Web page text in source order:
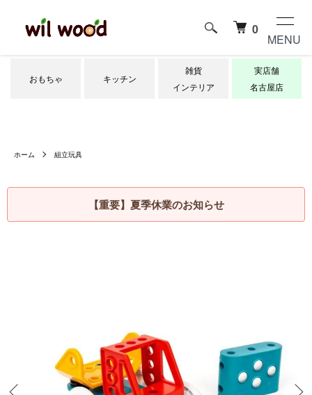
0
MENU
おもちゃ キッチン
雑貨
インテリア
実店舗
名古屋店
ホーム 組立玩具
【重要】夏季休業のお知らせ